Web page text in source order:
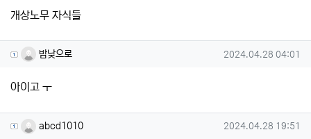
개상노무 자식들
밤낮으로님의 댓글
밤낮으로 작성일
2024.04.28 04:01
아이고 ㅜ
abcd1010님의 댓글
abcd1010 작성일
2024.04.28 19:51